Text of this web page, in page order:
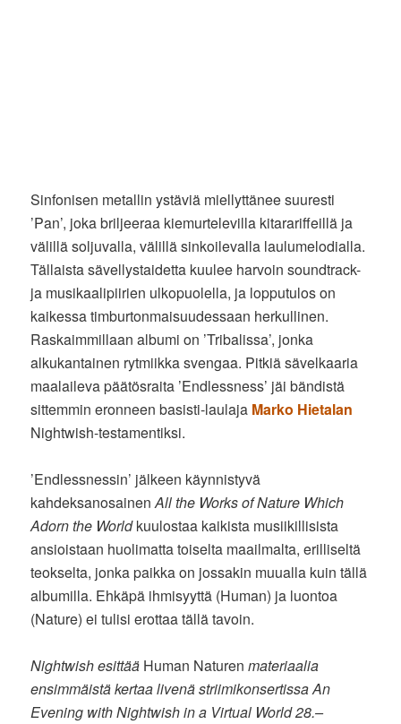
Sinfonisen metallin ystäviä miellyttänee suuresti
’Pan’, joka briljeeraa kiemurtelevilla kitarariffeillä ja
välillä soljuvalla, välillä sinkoilevalla laulumelodialla.
Tällaista sävellystaidetta kuulee harvoin soundtrack-
ja musikaalipiirien ulkopuolella, ja lopputulos on
kaikessa timburtonmaisuudessaan herkullinen.
Raskaimmillaan albumi on ’Tribalissa’, jonka
alkukantainen rytmiikka svengaa. Pitkiä sävelkaaria
maalaileva päätösraita ’Endlessness’ jäi bändistä
sittemmin eronneen basisti-laulaja Marko Hietalan
Nightwish-testamentiksi.
’Endlessnessin’ jälkeen käynnistyvä
kahdeksanosainenAll the Works of Nature Which
Adorn the Worldkuulostaa kaikista musiikillisista
ansioistaan huolimatta toiselta maailmalta, erilliseltä
teokselta, jonka paikka on jossakin muualla kuin tällä
albumilla. Ehkäpä ihmisyyttä (Human) ja luontoa
(Nature) ei tulisi erottaa tällä tavoin.
Nightwish esittää Human Naturen materiaalia
ensimmäistä kertaa livenä striimikonsertissa An
Evening with Nightwish in a Virtual World 28.–